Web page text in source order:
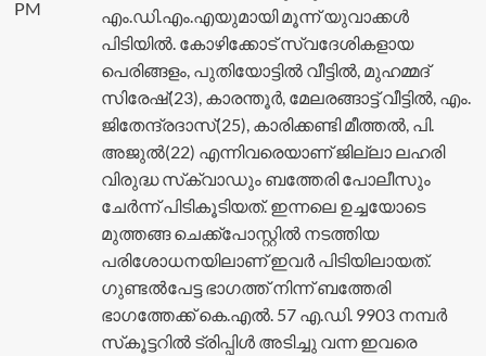
എം.ഡി.എം.എയുമായി മൂന്ന് യുവാക്കൾ
പിടിയിൽ. കോഴിക്കോട് സ്വദേശികളായ
പെരിങ്ങളം, പുതിയോട്ടിൽ വീട്ടിൽ, മുഹമ്മദ്
സിരേഷ്(23), കാരന്തൂർ, മേലരങ്ങാട്ട് വീട്ടിൽ, എം.
ജിതേന്ദ്രദാസ്(25), കാരിക്കണ്ടി മീത്തൽ, പി.
അജുൽ(22) എന്നിവരെയാണ് ജില്ലാ ലഹരി
വിരുദ്ധ സ്‌ക്വാഡും ബത്തേരി പോലീസും
ചേർന്ന് പിടികൂടിയത്. ഇന്നലെ ഉച്ചയോടെ
മുത്തങ്ങ ചെക്ക്‌പോസ്റ്റിൽ നടത്തിയ
പരിശോധനയിലാണ് ഇവർ പിടിയിലായത്.
ഗുണ്ടൽപേട്ട ഭാഗത്ത് നിന്ന് ബത്തേരി
ഭാഗത്തേക്ക് കെ.എൽ. 57 എ.ഡി. 9903 നമ്പർ
സ്‌കൂട്ടറിൽ ട്രിപ്പിൾ അടിച്ചു വന്ന ഇവരെ